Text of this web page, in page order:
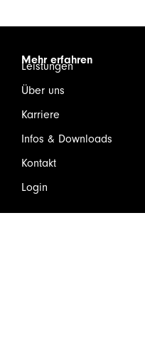
Mehr erfahren
Leistungen
Über uns
Karriere
Infos & Downloads
Kontakt
Login